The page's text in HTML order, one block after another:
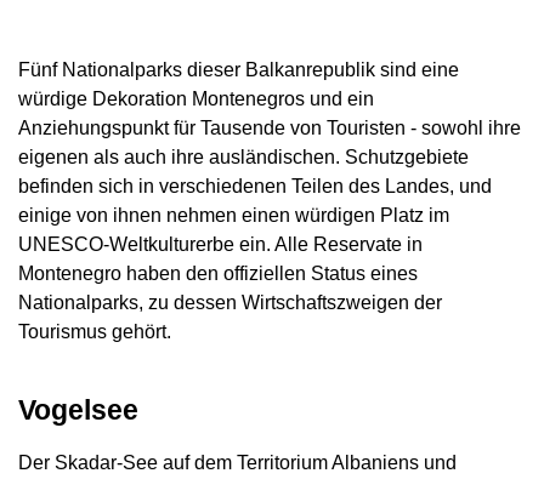
Fünf Nationalparks dieser Balkanrepublik sind eine
würdige Dekoration Montenegros und ein
Anziehungspunkt für Tausende von Touristen - sowohl ihre
eigenen als auch ihre ausländischen. Schutzgebiete
befinden sich in verschiedenen Teilen des Landes, und
einige von ihnen nehmen einen würdigen Platz im
UNESCO-Weltkulturerbe ein. Alle Reservate in
Montenegro haben den offiziellen Status eines
Nationalparks, zu dessen Wirtschaftszweigen der
Tourismus gehört.
Vogelsee
Der Skadar-See auf dem Territorium Albaniens und